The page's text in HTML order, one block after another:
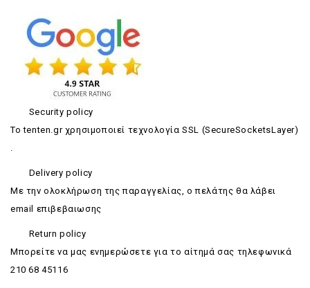
Security policy
Το tenten.gr χρησιμοποιεί τεχνολογία SSL (SecureSocketsLayer)
Delivery policy
Με την ολοκλήρωση της παραγγελίας, ο πελάτης θα λάβει
email επιβεβαιωσης
Return policy
Mπορείτε να μας ενημερώσετε για το αίτημά σας τηλεφωνικά
210 68 45116